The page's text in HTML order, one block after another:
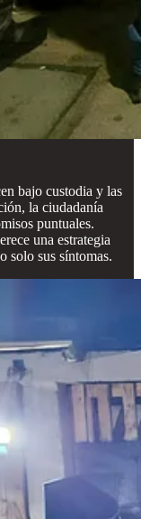
bajo custodia y las
la ciudadanía
puntuales.
una estrategia
solo sus síntomas.